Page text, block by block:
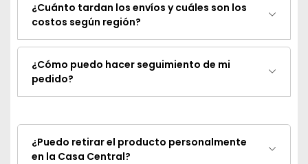
¿Cuánto tardan los envíos y cuáles son los
costos según región?
¿Cómo puedo hacer seguimiento de mi
pedido?
¿Puedo retirar el producto personalmente
en la Casa Central?